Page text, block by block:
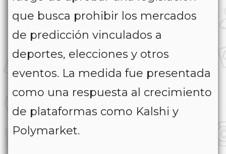
que busca prohibir los mercados
de predicción vinculados a
deportes, elecciones y otros
eventos. La medida fue presentada
como una respuesta al crecimiento
de plataformas como Kalshi y
Polymarket.